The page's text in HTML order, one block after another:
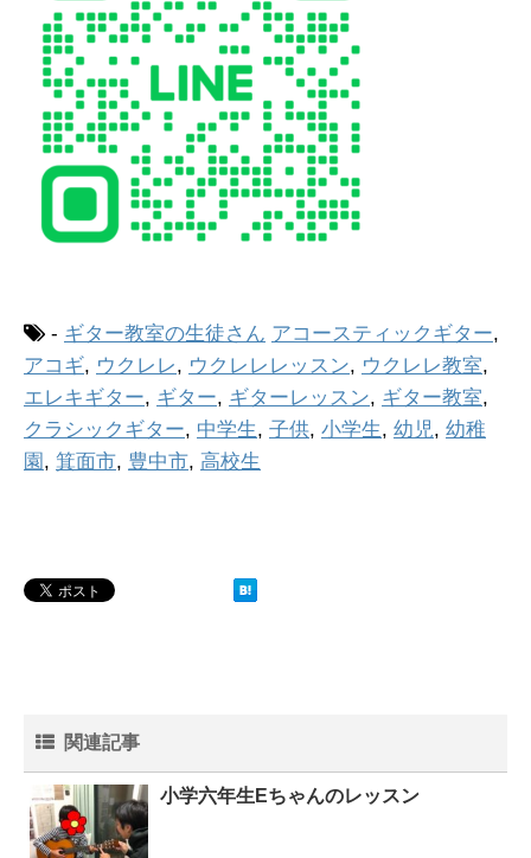
- ギター教室の生徒さん アコースティックギター,
アコギ, ウクレレ, ウクレレレッスン, ウクレレ教室,
エレキギター, ギター, ギターレッスン, ギター教室,
クラシックギター, 中学生, 子供, 小学生, 幼児 , 幼稚
園, 箕面市, 豊中市, 高校生
関連記事
小学六年生Eちゃんのレッスン